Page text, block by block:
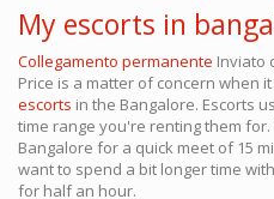
My escorts in
Collegamento permanente Inviato
Price is a matter of concern when
escorts in the Bangalore. Escorts
time range you're renting them
Bangalore for a quick meet of 15
want to spend a bit longer time
for half an hour.